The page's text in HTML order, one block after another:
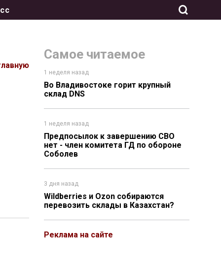
Самое читаемое
1 неделя назад
Во Владивостоке горит крупный
склад DNS
1 неделя назад
Предпосылок к завершению СВО
нет - член комитета ГД по обороне
Соболев
3 дня назад
Wildberries и Ozon собираются
перевозить склады в Казахстан?
Реклама на сайте